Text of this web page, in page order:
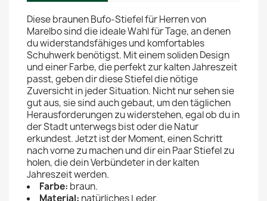
Diese braunen Bufo-Stiefel für Herren von
Marelbo sind die ideale Wahl für Tage, an denen
du widerstandsfähiges und komfortables
Schuhwerk benötigst. Mit einem soliden Design
und einer Farbe, die perfekt zur kalten Jahreszeit
passt, geben dir diese Stiefel die nötige
Zuversicht in jeder Situation. Nicht nur sehen sie
gut aus, sie sind auch gebaut, um den täglichen
Herausforderungen zu widerstehen, egal ob du in
der Stadt unterwegs bist oder die Natur
erkundest. Jetzt ist der Moment, einen Schritt
nach vorne zu machen und dir ein Paar Stiefel zu
holen, die dein Verbündeter in der kalten
Jahreszeit werden.
Farbe: braun.
Material: natürliches Leder.